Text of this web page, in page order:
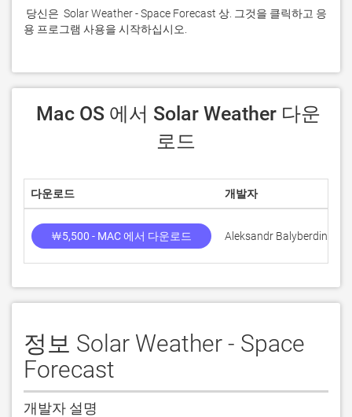
용 프로그램 사용을 시작하십시오.
로드
다운로드 개발자
￦5,500 - MAC 에서 다운로드 Aleksandr Balyberdin
정보 Solar Weather - Space
Forecast
개발자 설명